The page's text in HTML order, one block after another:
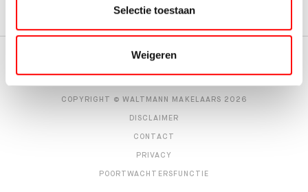
Selectie toestaan
Weigeren
COPYRIGHT © WALTMANN MAKELAARS 2026
DISCLAIMER
CONTACT
PRIVACY
POORTWACHTERSFUNCTIE